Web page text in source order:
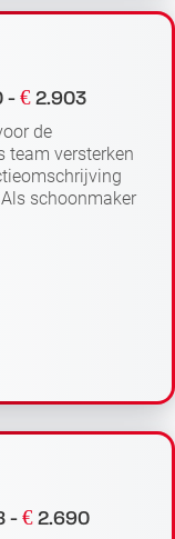
- € 2.903
de
team versterken
schoonmaker
- € 2.690